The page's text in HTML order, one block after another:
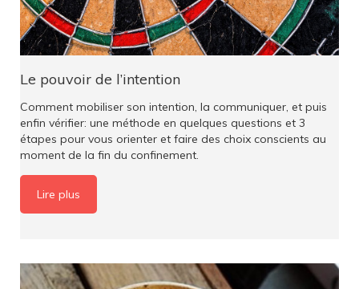
Le pouvoir de l’intention
Comment mobiliser son intention, la communiquer, et puis
enfin vérifier: une méthode en quelques questions et 3
étapes pour vous orienter et faire des choix conscients au
moment de la fin du confinement.
Lire plus